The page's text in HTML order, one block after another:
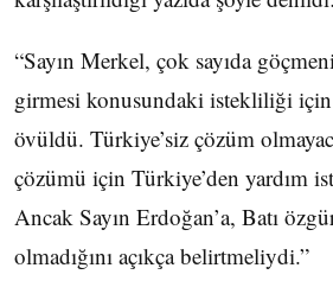
“Sayın Merkel, çok sayıda
girmesi konusundaki istekliliği
övüldü. Türkiye’siz çözüm
çözümü için Türkiye’den yardım
Ancak Sayın Erdoğan’a, Batı
olmadığını açıkça belirtmeliydi.”